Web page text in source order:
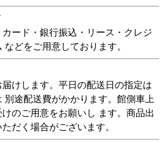
ード・銀行振込・リース・クレジ
どをご用意しております。
けします。平日の配送日の指定は
別途配送費がかかります。館側車上
のご用意をお願いし ます。商品出
だく場合がございます。